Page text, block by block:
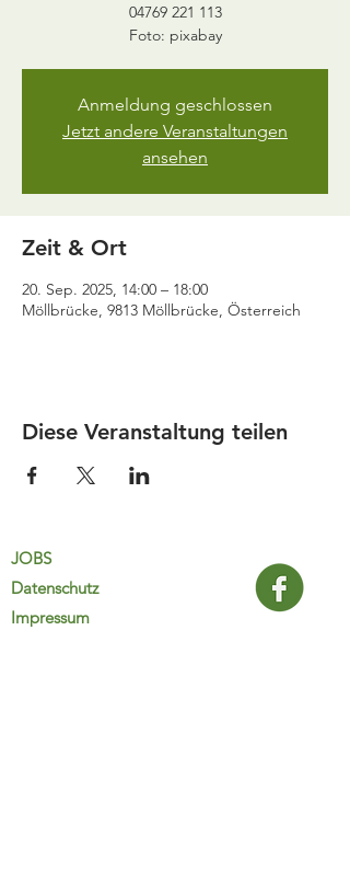
04769 221 113
Foto: pixabay
Anmeldung geschlossen
Jetzt andere Veranstaltungen
ansehen
Zeit & Ort
20. Sep. 2025, 14:00 – 18:00
Möllbrücke, 9813 Möllbrücke, Österreich
Diese Veranstaltung teilen
JOBS
Datenschutz
Impressum